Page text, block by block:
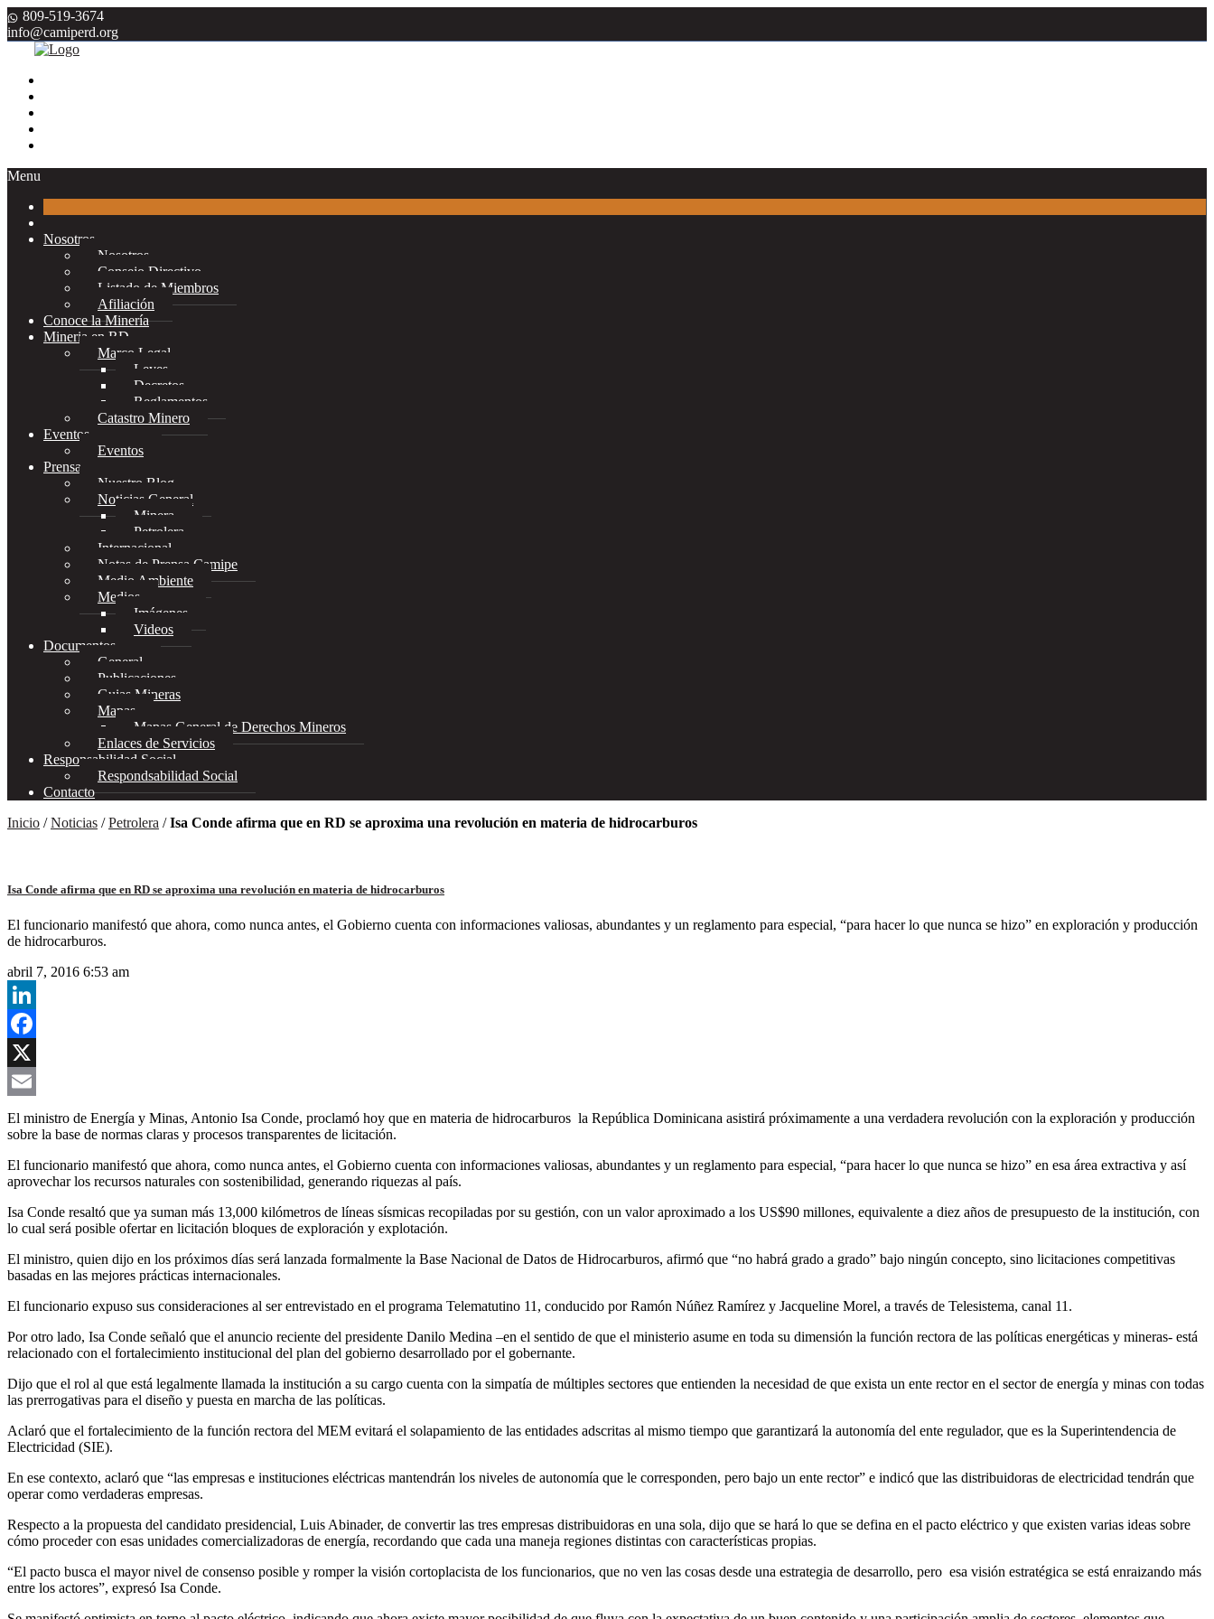
809-519-3674
info@camiperd.org
Menu
Nosotros
Nosotros
Consejo Directivo
Listado de Miembros
Afiliación
Conoce la Minería
Mineria en RD
Marco Legal
Leyes
Decretos
Reglamentos
Catastro Minero
Eventos
Eventos
Prensa
Nuestro Blog
Noticias General
Minera
Petrolera
Internacional
Notas de Prensa Camipe
Medio Ambiente
Medios
Imágenes
Videos
Documentos
General
Publicaciones
Guias Mineras
Mapas
Mapas General de Derechos Mineros
Enlaces de Servicios
Responsabilidad Social
Respondsabilidad Social
Contacto
Inicio /Noticias /Petrolera /Isa Conde afirma que en RD se aproxima una revolución en materia de hidrocarburos
Isa Conde afirma que en RD se aproxima una revolución en materia de hidrocarburos
El funcionario manifestó que ahora, como nunca antes, el Gobierno cuenta con informaciones valiosas, abundantes y un reglamento para especial, “para hacer lo que nunca se hizo” en exploración y producción
de hidrocarburos.
abril 7, 2016 6:53 am
LinkedIn
Facebook
X
Email
El ministro de Energía y Minas, Antonio Isa Conde, proclamó hoy que en materia de hidrocarburos la República Dominicana asistirá próximamente a una verdadera revolución con la exploración y producción
sobre la base de normas claras y procesos transparentes de licitación.
El funcionario manifestó que ahora, como nunca antes, el Gobierno cuenta con informaciones valiosas, abundantes y un reglamento para especial, “para hacer lo que nunca se hizo” en esa área extractiva y así
aprovechar los recursos naturales con sostenibilidad, generando riquezas al país.
Isa Conde resaltó que ya suman más 13,000 kilómetros de líneas sísmicas recopiladas por su gestión, con un valor aproximado a los US$90 millones, equivalente a diez años de presupuesto de la institución, con
lo cual será posible ofertar en licitación bloques de exploración y explotación.
El ministro, quien dijo en los próximos días será lanzada formalmente la Base Nacional de Datos de Hidrocarburos, afirmó que “no habrá grado a grado” bajo ningún concepto, sino licitaciones competitivas
basadas en las mejores prácticas internacionales.
El funcionario expuso sus consideraciones al ser entrevistado en el programa Telematutino 11, conducido por Ramón Núñez Ramírez y Jacqueline Morel, a través de Telesistema, canal 11.
Por otro lado, Isa Conde señaló que el anuncio reciente del presidente Danilo Medina –en el sentido de que el ministerio asume en toda su dimensión la función rectora de las políticas energéticas y mineras- está
relacionado con el fortalecimiento institucional del plan del gobierno desarrollado por el gobernante.
Dijo que el rol al que está legalmente llamada la institución a su cargo cuenta con la simpatía de múltiples sectores que entienden la necesidad de que exista un ente rector en el sector de energía y minas con todas
las prerrogativas para el diseño y puesta en marcha de las políticas.
Aclaró que el fortalecimiento de la función rectora del MEM evitará el solapamiento de las entidades adscritas al mismo tiempo que garantizará la autonomía del ente regulador, que es la Superintendencia de
Electricidad (SIE).
En ese contexto, aclaró que “las empresas e instituciones eléctricas mantendrán los niveles de autonomía que le corresponden, pero bajo un ente rector” e indicó que las distribuidoras de electricidad tendrán que
operar como verdaderas empresas.
Respecto a la propuesta del candidato presidencial, Luis Abinader, de convertir las tres empresas distribuidoras en una sola, dijo que se hará lo que se defina en el pacto eléctrico y que existen varias ideas sobre
cómo proceder con esas unidades comercializadoras de energía, recordando que cada una maneja regiones distintas con características propias.
“El pacto busca el mayor nivel de consenso posible y romper la visión cortoplacista de los funcionarios, que no ven las cosas desde una estrategia de desarrollo, pero esa visión estratégica se está enraizando más
entre los actores”, expresó Isa Conde.